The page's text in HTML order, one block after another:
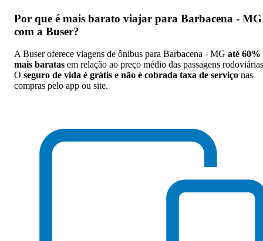
Por que é mais barato viajar para Barbacena - MG
com a Buser?
A Buser oferece viagens de ônibus para Barbacena - MG até 60%
mais baratas em relação ao preço médio das passagens
O seguro de vida é grátis e não é cobrada taxa de serviço nas
compras pelo app ou site.